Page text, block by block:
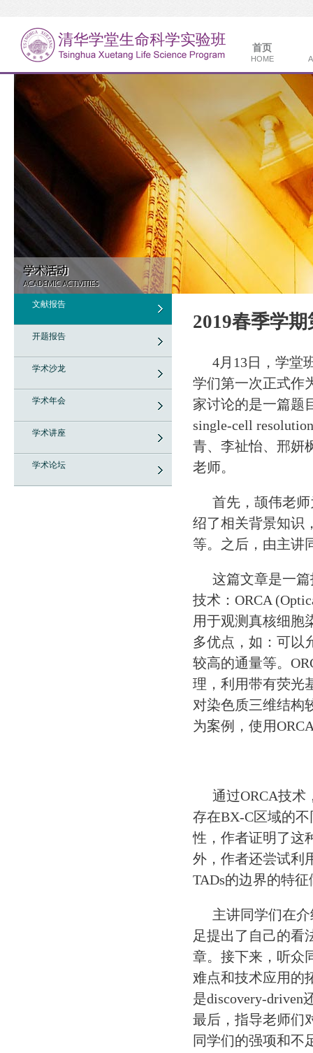
首页
HOME
文献报告
开题报告
学术沙龙
学术年会
学术讲座
学术论坛
2019春季学
4月 13日，学堂
学们第一次正式作
家讨论的是一篇题
single-cell resolution
青、李祉怡、邢妍
老师。
首先，颉伟老
绍了相关背景知识
等。之后，由主讲
这篇文章是一
技术： ORCA
用于观测真核细胞
多优点，如：可以
较高的通量等。
理，利用带有荧光
对染色质三维结构
为案例，使用
通过ORCA技术
存在BX-C区域的
性，作者证明了这
外，作者还尝试利
TADs的边界的特
主讲同学们在
足提出了自己的看
章。接下来，听众
难点和技术应用的
是discovery-driven
最后，指导老师们
同学们的强项和不